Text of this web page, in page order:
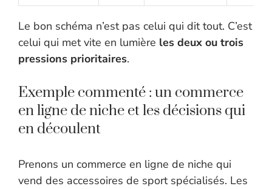
Le bon schéma n’est pas celui qui dit tout. C’est
celui qui met vite en lumière les deux ou trois
pressions prioritaires.
Exemple commenté : un commerce
en ligne de niche et les décisions qui
en découlent
Prenons un commerce en ligne de niche qui
vend des accessoires de sport spécialisés. Les